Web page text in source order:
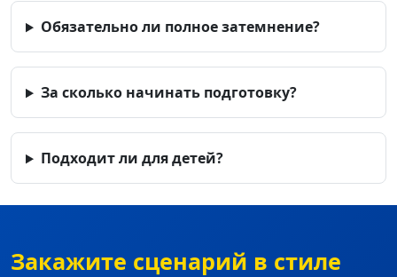
Обязательно ли полное затемнение?
За сколько начинать подготовку?
Подходит ли для детей?
Закажите сценарий в стиле